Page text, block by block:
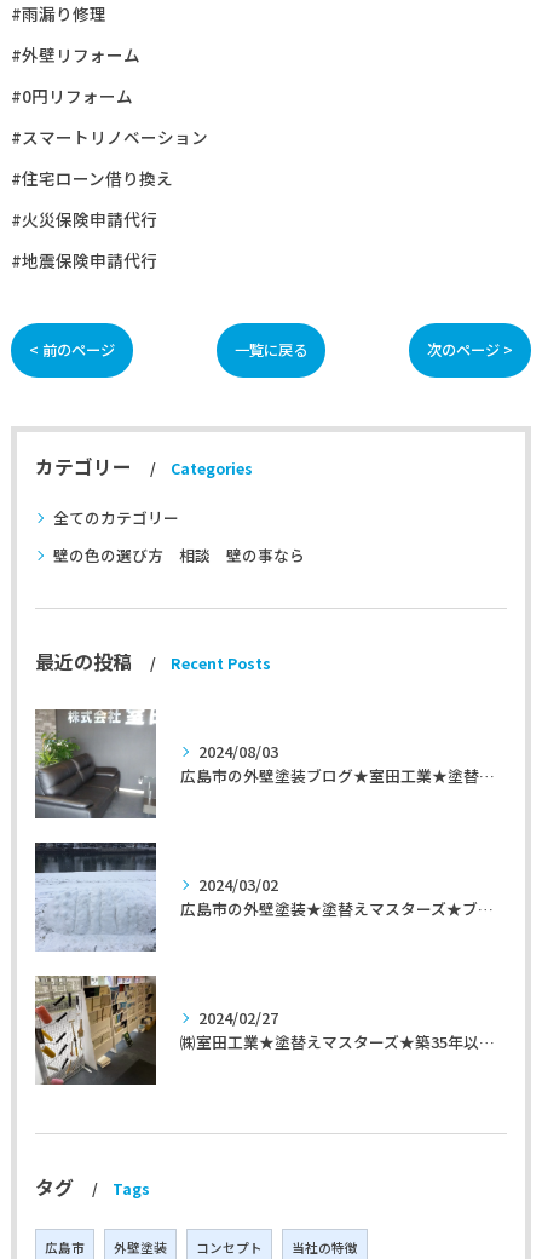
#雨漏り修理
#外壁リフォーム
#0円リフォーム
#スマートリノベーション
#住宅ローン借り換え
#火災保険申請代行
#地震保険申請代行
< 前のページ 一覧に戻る 次のページ >
カテゴリー Categories
全てのカテゴリー
壁の色の選び方 相談 壁の事なら
最近の投稿 Recent Posts
2024/08/03
広島市の外壁塗装ブログ★室田工業★塗替えマスターズ★外壁リフォーム
2024/03/02
広島市の外壁塗装★塗替えマスターズ★ブログ「初めて家を手入れするのに」
2024/02/27
㈱室田工業★塗替えマスターズ★築35年以上のお宅の施工事例
タグ Tags
広島市 外壁塗装 コンセプト 当社の特徴